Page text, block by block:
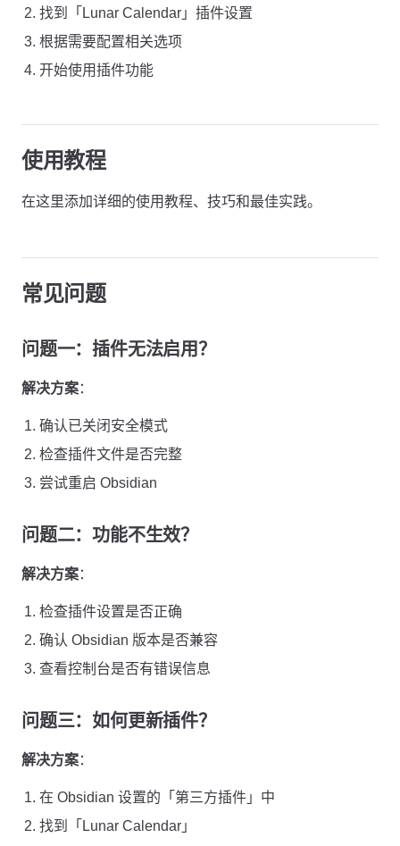
找到「Lunar Calendar」插件设置
根据需要配置相关选项
开始使用插件功能
使用教程
在这里添加详细的使用教程、技巧和最佳实践。
常见问题
问题一：插件无法启用？
解决方案：
确认已关闭安全模式
检查插件文件是否完整
尝试重启 Obsidian
问题二：功能不生效？
解决方案：
检查插件设置是否正确
确认 Obsidian 版本是否兼容
查看控制台是否有错误信息
问题三：如何更新插件？
解决方案：
在 Obsidian 设置的「第三方插件」中
找到「Lunar Calendar」